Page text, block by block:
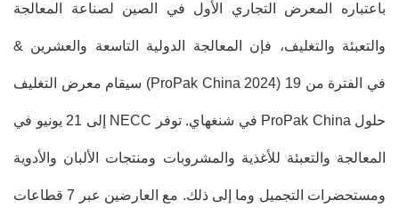
باعتباره المعرض التجاري الأول في الصين لصناعة المعالجة
والتعبئة والتغليف، فإن المعالجة الدولية التاسعة والعشرين &
سيقام معرض التغليف (ProPak China 2024) في الفترة من 19
إلى 21 يونيو في NECC في شنغهاي. توفر ProPak China حلول
المعالجة والتعبئة للأغذية والمشروبات ومنتجات الألبان والأدوية
ومستحضرات التجميل وما إلى ذلك. مع العارضين عبر 7 قطاعات